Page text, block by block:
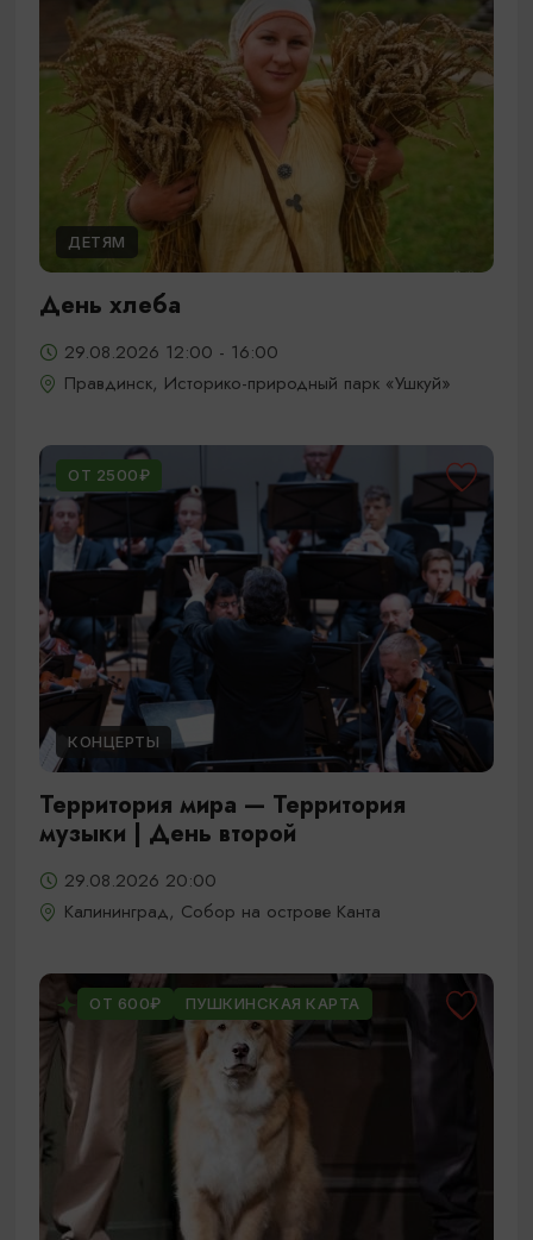
ДЕТЯМ
День хлеба
29.08.2026 12:00 - 16:00
Правдинск, Историко-природный парк «Ушкуй»
ОТ 2500₽
КОНЦЕРТЫ
Территория мира — Территория
музыки | День второй
29.08.2026 20:00
Калининград, Собор на острове Канта
ОТ 600₽ ПУШКИНСКАЯ КАРТА